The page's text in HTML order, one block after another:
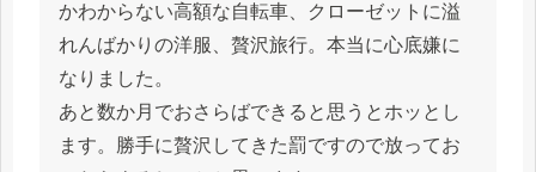
かわからない高額な自転車、クローゼットに溢
れんばかりの洋服、贅沢旅行。本当に心底嫌に
なりました。
あと数か月でおさらばできると思うとホッとし
ます。勝手に贅沢してきた罰ですので放ってお